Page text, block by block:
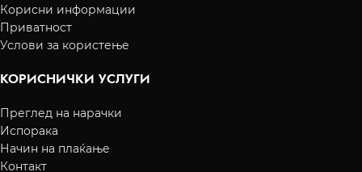
Корисни информации
Приватност
Услови за користење
КОРИСНИЧКИ УСЛУГИ
Преглед на нарачки
Испорака
Начин на плаќање
Контакт